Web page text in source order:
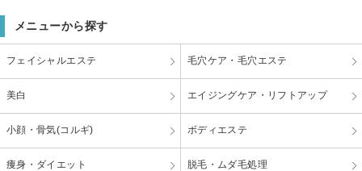
メニューから探す
フェイシャルエステ 毛穴ケア・毛穴エステ
美白 エイジングケア・リフトアップ
小顔・骨気(コルギ) ボディエステ
痩身・ダイエット 脱毛・ムダ毛処理